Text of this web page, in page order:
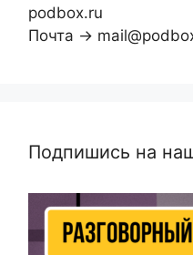
podbox.ru
Почта →
Подпишись на